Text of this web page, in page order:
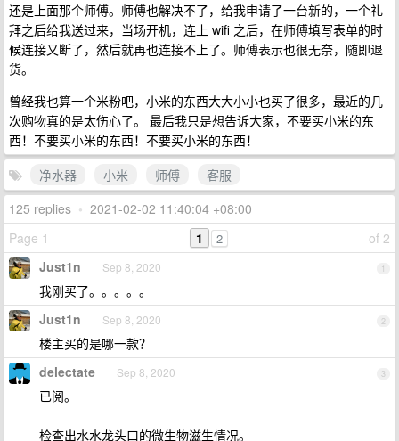
还是上面那个师傅。师傅也解决不了，给我申请了一台新的，一个礼
拜之后给我送过来，当场开机，连上 wifi 之后，在师傅填写表单的时
候连接又断了，然后就再也连接不上了。师傅表示也很无奈，随即退
货。
曾经我也算一个米粉吧，小米的东西大大小小也买了很多，最近的几
次购物真的是太伤心了。 最后我只是想告诉大家，不要买小米的东
西！不要买小米的东西！不要买小米的东西！
净水器
小米 师傅
客服
125 replies • 2021-02-02 11:40:04 +08:00
Page 1
of 2
1 2
1
Just1n Sep 8, 2020
我刚买了。。。。。
2
Just1n Sep 8, 2020
楼主买的是哪一款？
3
delectate Sep 8, 2020
已阅。
检查出水水龙头口的微生物滋生情况。